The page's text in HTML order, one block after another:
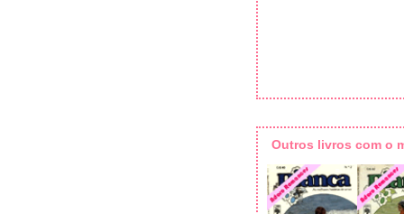
Outros livros com o